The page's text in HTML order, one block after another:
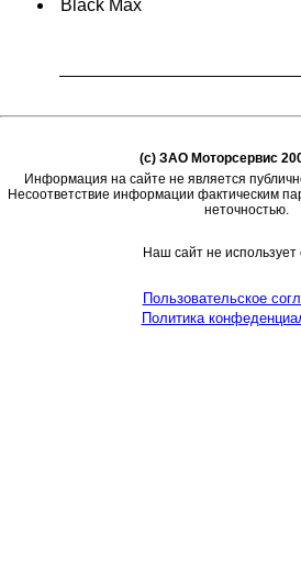
Black Max
(c) ЗАО Моторсервис
Информация на сайте не является
Несоответствие информации фактическим
неточностью.
Наш сайт не использует
Пользовательское
Политика